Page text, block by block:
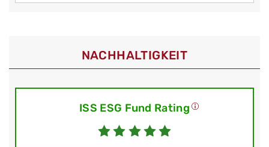
NACHHALTIGKEIT
ISS ESG Fund Rating